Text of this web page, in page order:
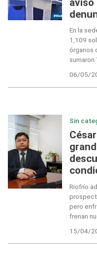
En la
1,109
órganos
sumaron
06/05/
Sin
Riofrío
pero
frenan
15/04/